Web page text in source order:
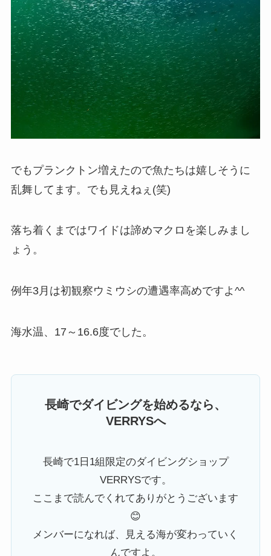
でもプランクトン増えたので魚たちは嬉しそうに
乱舞してます。でも見えねぇ(笑)
落ち着くまではワイドは諦めマクロを楽しみまし
ょう。
例年3月は初観察ウミウシの遭遇率高めですよ^^
海水温、17～16.6度でした。
長崎でダイビングを始めるなら、
VERRYSへ
長崎で1日1組限定のダイビングショップ
VERRYSです。
ここまで読んでくれてありがとうございます
😊
メンバーになれば、見える海が変わっていく
んですよ。